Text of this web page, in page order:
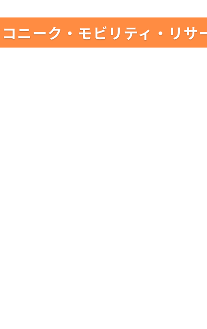
ニーク・モビリティ・リサ